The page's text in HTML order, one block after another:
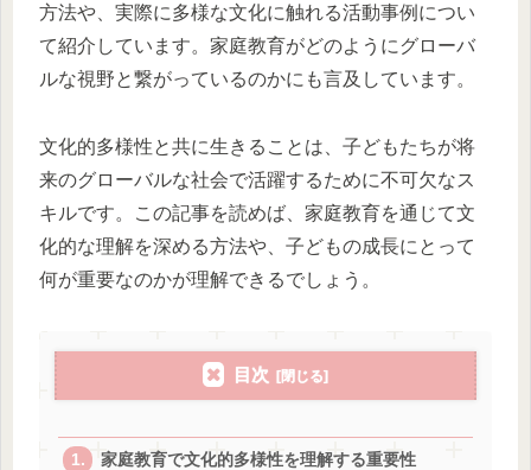
方法や、実際に多様な文化に触れる活動事例につい
て紹介しています。家庭教育がどのようにグローバ
ルな視野と繋がっているのかにも言及しています。
文化的多様性と共に生きることは、子どもたちが将
来のグローバルな社会で活躍するために不可欠なス
キルです。この記事を読めば、家庭教育を通じて文
化的な理解を深める方法や、子どもの成長にとって
何が重要なのかが理解できるでしょう。
目次
家庭教育で文化的多様性を理解する重要性